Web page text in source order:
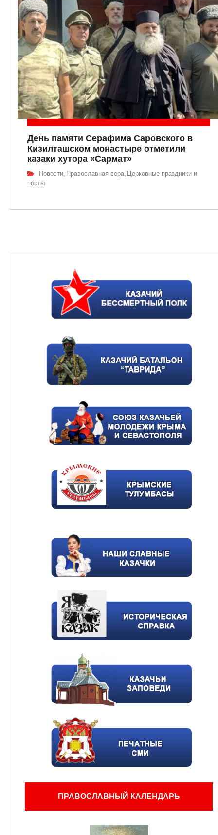
День памяти Серафима Саровского в
Кизилташском монастыре отметили
казаки хутора «Сармат»
Новости Православная вера Церковные праздники и
посты
ПРАВОСЛАВНЫЙ КАЛЕНДАРЬ